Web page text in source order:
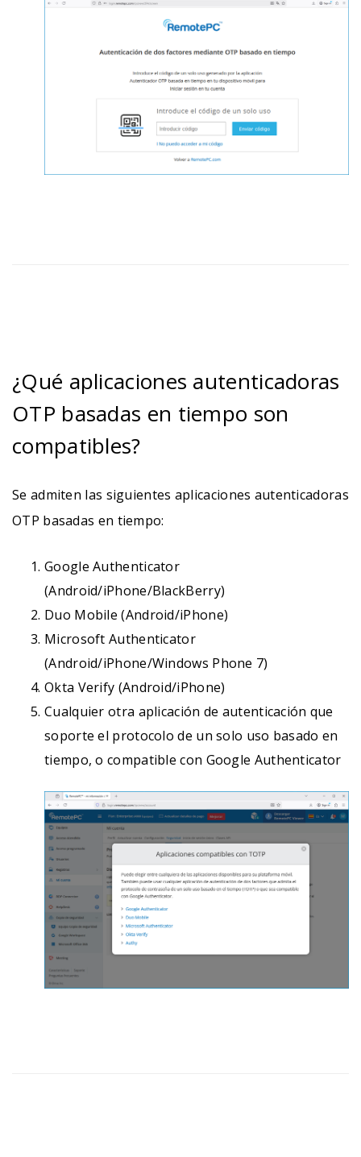
¿Qué aplicaciones autenticadoras
OTP basadas en tiempo son
compatibles?
Se admiten las siguientes aplicaciones autenticadoras
OTP basadas en tiempo:
Google Authenticator
(Android/iPhone/BlackBerry)
Duo Mobile (Android/iPhone)
Microsoft Authenticator
(Android/iPhone/Windows Phone 7)
Okta Verify (Android/iPhone)
Cualquier otra aplicación de autenticación que
soporte el protocolo de un solo uso basado en
tiempo, o compatible con Google Authenticator